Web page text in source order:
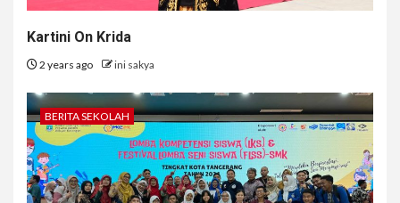
Kartini On Krida
2 years ago ini sakya
BERITA SEKOLAH